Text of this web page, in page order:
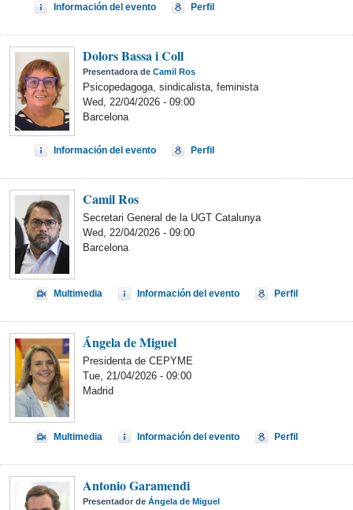
Información del evento Perfil
Dolors Bassa i Coll
Presentadora de Camil Ros
Psicopedagoga, sindicalista, feminista
Wed, 22/04/2026 - 09:00
Barcelona
Información del evento Perfil
Camil Ros
Secretari General de la UGT Catalunya
Wed, 22/04/2026 - 09:00
Barcelona
Multimedia Información del evento Perfil
Ángela de Miguel
Presidenta de CEPYME
Tue, 21/04/2026 - 09:00
Madrid
Multimedia Información del evento Perfil
Antonio Garamendi
Presentador de Ángela de Miguel